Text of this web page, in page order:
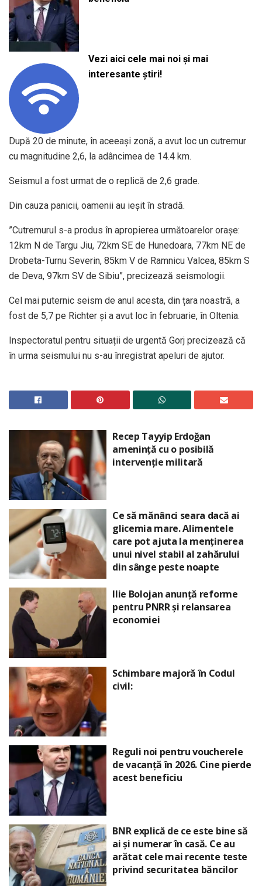
Vezi aici cele mai noi și mai
interesante știri!
După 20 de minute, în aceeaşi zonă, a avut loc un cutremur
cu magnitudine 2,6, la adâncimea de 14.4 km.
Seismul a fost urmat de o replică de 2,6 grade.
Din cauza panicii, oamenii au ieșit în stradă.
”Cutremurul s-a produs în apropierea următoarelor oraşe:
12km N de Targu Jiu, 72km SE de Hunedoara, 77km NE de
Drobeta-Turnu Severin, 85km V de Ramnicu Valcea, 85km S
de Deva, 97km SV de Sibiu”, precizează seismologii.
Cel mai puternic seism de anul acesta, din țara noastră, a
fost de 5,7 pe Richter și a avut loc în februarie, în Oltenia.
Inspectoratul pentru situații de urgentă Gorj precizează că
în urma seismului nu s-au înregistrat apeluri de ajutor.
Recep Tayyip Erdoğan
amenință cu o posibilă
intervenție militară
Ce să mănânci seara dacă ai
glicemia mare. Alimentele
care pot ajuta la menținerea
unui nivel stabil al zahărului
din sânge peste noapte
Ilie Bolojan anunță reforme
pentru PNRR și relansarea
economiei
Schimbare majoră în Codul
civil:
Reguli noi pentru voucherele
de vacanță în 2026. Cine pierde
acest beneficiu
BNR explică de ce este bine să
ai și numerar în casă. Ce au
arătat cele mai recente teste
privind securitatea băncilor